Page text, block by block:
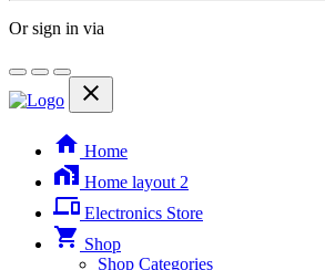
Or sign in via
close
home Home
home_work Home layout 2
phonelink Electronics Store
shopping_cart Shop
Shop Categories